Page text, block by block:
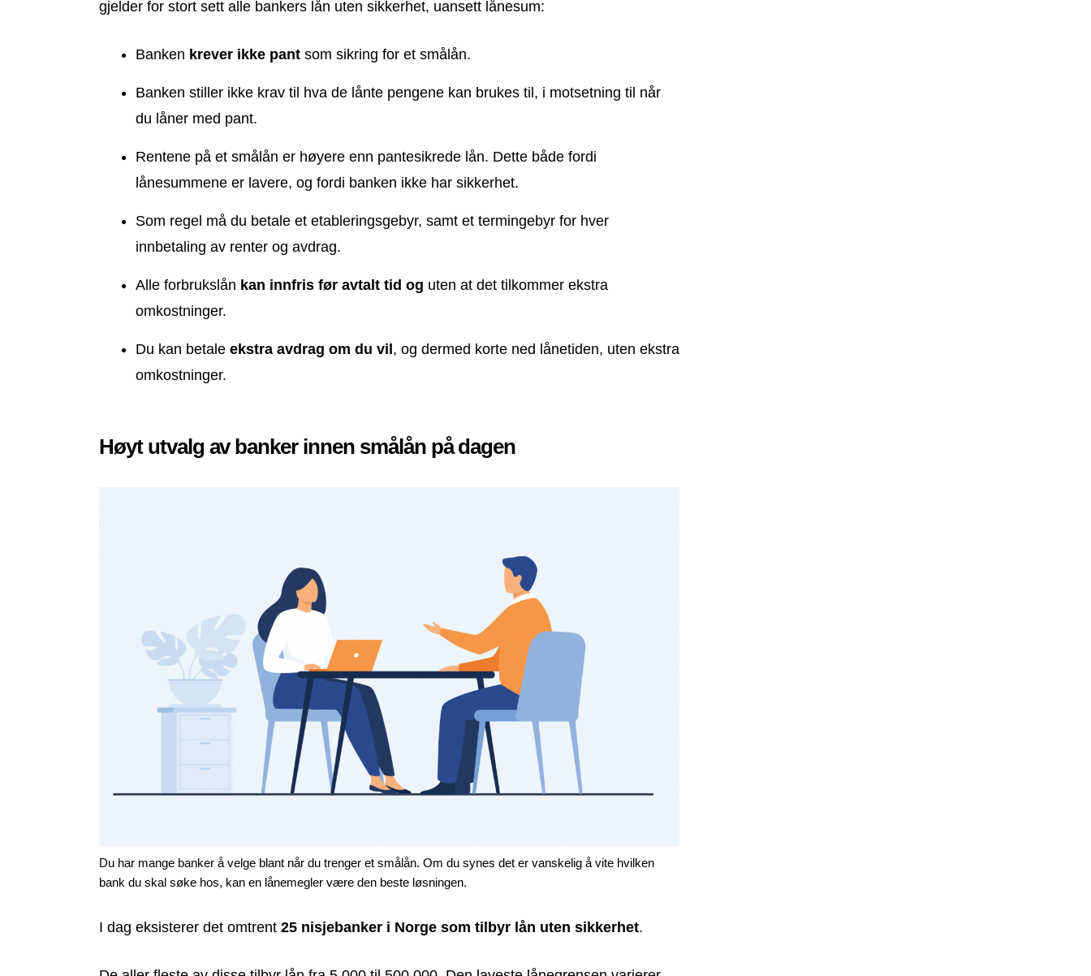
gjelder for stort sett alle bankers lån uten sikkerhet, uansett lånesum:
Banken krever ikke pant som sikring for et smålån.
Banken stiller ikke krav til hva de lånte pengene kan brukes til, i motsetning til når
du låner med pant.
Rentene på et smålån er høyere enn pantesikrede lån. Dette både fordi
lånesummene er lavere, og fordi banken ikke har sikkerhet.
Som regel må du betale et etableringsgebyr, samt et termingebyr for hver
innbetaling av renter og avdrag.
Alle forbrukslån kan innfris før avtalt tid og uten at det tilkommer ekstra
omkostninger.
Du kan betale ekstra avdrag om du vil, og dermed korte ned lånetiden, uten ekstra
omkostninger.
Høyt utvalg av banker innen smålån på dagen
Du har mange banker å velge blant når du trenger et smålån. Om du synes det er vanskelig å vite hvilken
bank du skal søke hos, kan en lånemegler være den beste løsningen.
I dag eksisterer det omtrent 25 nisjebanker i Norge som tilbyr lån uten sikkerhet.